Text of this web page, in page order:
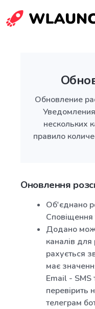
Обновление
нескольких
правило
Оновлення
Об'єднано
Додано
каналів для
рахується
має
Email - SMS
перевірить
телеграм